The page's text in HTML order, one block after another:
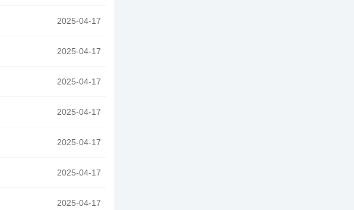
2025-04-17
2025-04-17
2025-04-17
2025-04-17
2025-04-17
2025-04-17
2025-04-17